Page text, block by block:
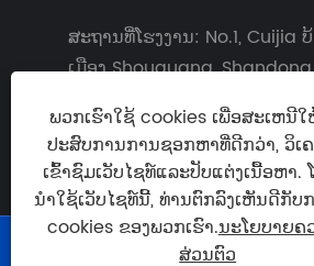
ສະຖານທີ່ໂຮງງານ: No.1, Cuijia
ເມືອງ Shouguang,
ສະຫງວນລິຂະສິດ © 2026
ພວກເຮົາໃຊ້ cookies ເພື່ອສະເຫນີ
ປະສົບການການຊອກຫາທີ່ດີກວ່າ, ວິເ
ເຂົ້າຊົມເວັບໄຊທ໌ແລະປັບແຕ່ງເນື້ອຫາ.
ນໍາໃຊ້ເວັບໄຊທ໌ນີ້, ທ່ານຕົກລົງເຫັນດີກັບ
cookies ຂອງພວກເຮົາ.ນະໂຍບາຍຄ
ສ່ວນຕົວ